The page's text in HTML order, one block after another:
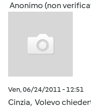
Anonimo (non
Ven, 06/24/2011 - 12:51
Cinzia, Volevo